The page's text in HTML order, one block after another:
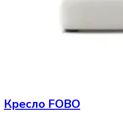
Кресло FOBO